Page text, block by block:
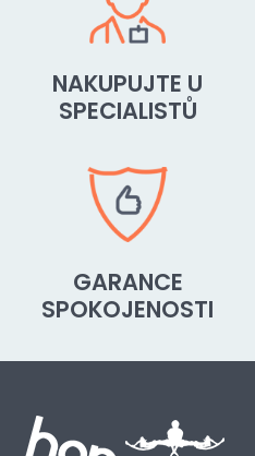
NAKUPUJTE U
SPECIALISTŮ
GARANCE
SPOKOJENOSTI